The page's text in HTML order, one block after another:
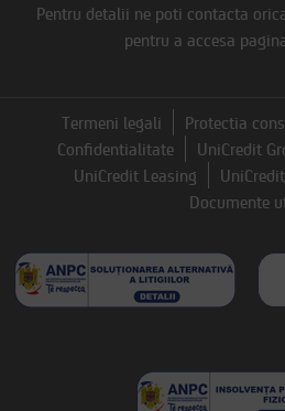
Pentru detalii ne poti contacta
pentru a accesa
Termeni legali Protectia
Confidentialitate
UniCredit
UniCredit Leasing
Documente